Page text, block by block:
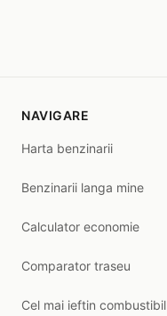
NAVIGARE
Harta benzinarii
Benzinarii langa mine
Calculator economie
Comparator traseu
Cel mai ieftin combustibil